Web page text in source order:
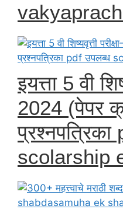
इयत्ता 5 वी
2024 (पेपर
scolarship